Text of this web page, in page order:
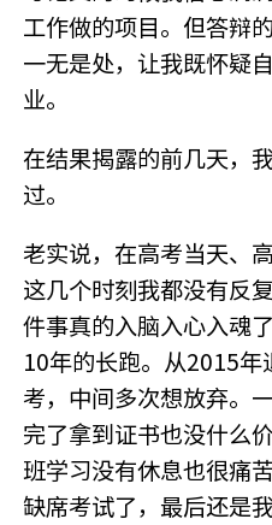
工作做的项目。但答辩
一无是处，让我既怀疑
业。
在结果揭露的前几天，
过。
老实说，在高考当天、
这几个时刻我都没有反
件事真的入脑入心入魂
10年的长跑。从2015
考，中间多次想放弃。
完了拿到证书也没什么
班学习没有休息也很痛
缺席考试了，最后还是